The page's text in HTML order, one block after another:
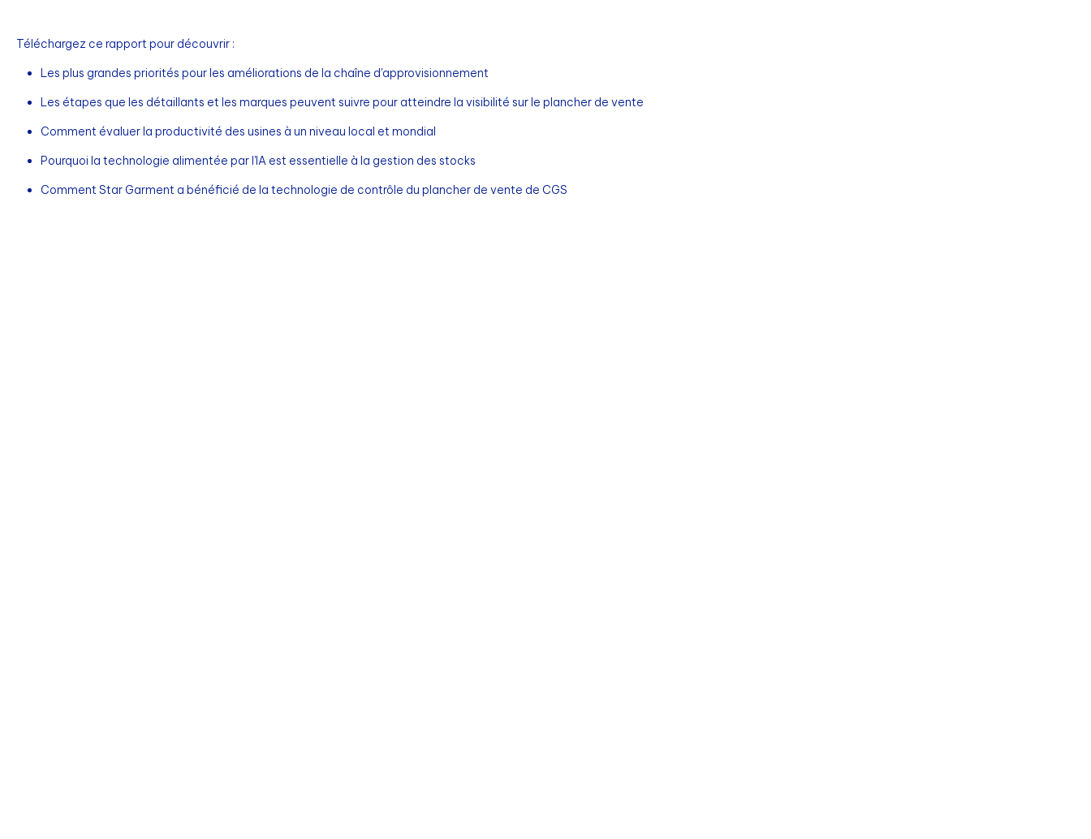
Téléchargez ce rapport pour découvrir :
Les plus grandes priorités pour les améliorations de la chaîne d'approvisionnement
Les étapes que les détaillants et les marques peuvent suivre pour atteindre la visibilité sur le plancher de vente
Comment évaluer la productivité des usines à un niveau local et mondial
Pourquoi la technologie alimentée par l'IA est essentielle à la gestion des stocks
Comment Star Garment a bénéficié de la technologie de contrôle du plancher de vente de CGS